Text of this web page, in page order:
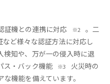
証機との連携に対応 ※2
。二
ど様々な認証方法に対応し
検知や、万が一の侵入時に退
ス・バック機能
※3
火災時の
機能を備えています。